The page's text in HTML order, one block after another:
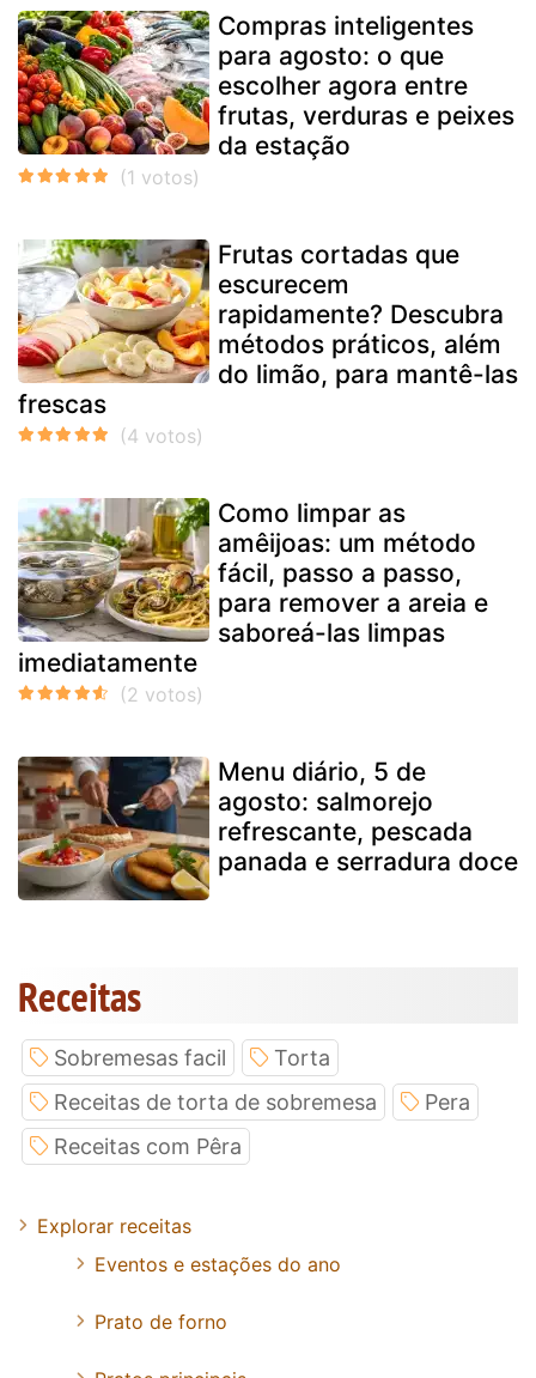
Compras inteligentes
para agosto: o que
escolher agora entre
frutas, verduras e peixes
da estação
Frutas cortadas que
escurecem
rapidamente? Descubra
métodos práticos, além
do limão, para mantê-las
frescas
Como limpar as
amêijoas: um método
fácil, passo a passo,
para remover a areia e
saboreá-las limpas
imediatamente
Menu diário, 5 de
agosto: salmorejo
refrescante, pescada
panada e serradura doce
Receitas
Sobremesas facil
Torta
Receitas de torta de sobremesa
Pera
Receitas com Pêra
Explorar receitas
Eventos e estações do ano
Prato de forno